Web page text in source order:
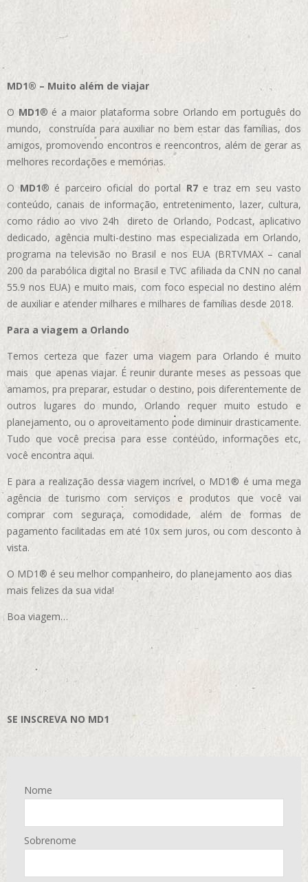
MD1® – Muito além de viajar
O MD1® é a maior plataforma sobre Orlando em português do
mundo, construída para auxiliar no bem estar das famílias, dos
amigos, promovendo encontros e reencontros, além de gerar as
melhores recordações e memórias.
OMD1® é parceiro oficial do portal R7e traz em seu vasto
conteúdo, canais de informação, entretenimento, lazer, cultura,
como rádio ao vivo 24h direto de Orlando, Podcast, aplicativo
dedicado, agência multi-destino mas especializada em Orlando,
programa na televisão no Brasil e nos EUA (BRTVMAX – canal
200 da parabólica digital no Brasil e TVC afiliada da CNN no canal
55.9 nos EUA) e muito mais, com foco especial no destino além
de auxiliar e atender milhares e milhares de famílias desde 2018.
Para a viagem a Orlando
Temos certeza que fazer uma viagem para Orlando é muito
mais que apenas viajar. É reunir durante meses as pessoas que
amamos, pra preparar, estudar o destino, pois diferentemente de
outros lugares do mundo, Orlando requer muito estudo e
planejamento, ou o aproveitamento pode diminuir drasticamente.
Tudo que você precisa para esse conteúdo, informações etc,
você encontra aqui.
E para a realização dessa viagem incrível, o MD1® é uma mega
agência de turismo com serviços e produtos que você vai
comprar com seguraça, comodidade, além de formas de
pagamento facilitadas em até 10x sem juros, ou com desconto à
vista.
O MD1® é seu melhor companheiro, do planejamento aos dias
mais felizes da sua vida!
Boa viagem…
SE INSCREVA NO MD1
Nome
Sobrenome